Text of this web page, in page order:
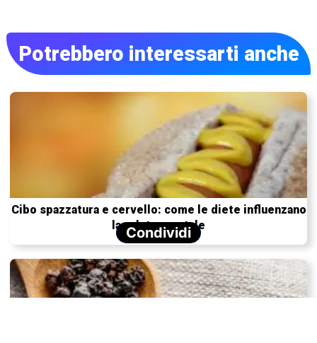
Potrebbero interessarti anche
Cibo spazzatura e cervello: come le diete influenzano
la salute mentale
Condividi